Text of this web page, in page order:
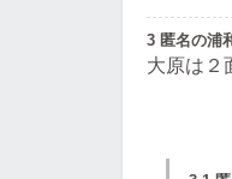
3 匿名の浦
大原は２